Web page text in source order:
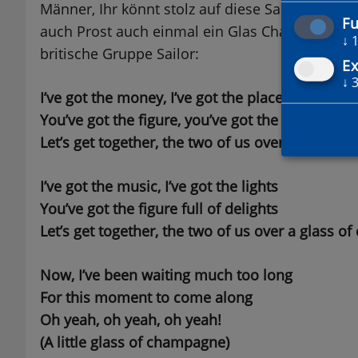
Männer, Ihr könnt stolz auf diese Saison sein.
auch Prost auch einmal ein Glas Champagner
britische Gruppe Sailor:
I’ve got the money, I’ve got the place
You’ve got the figure, you’ve got the face
Let’s get together, the two of us over a glass of
I’ve got the music, I’ve got the lights
You’ve got the figure full of delights
Let’s get together, the two of us over a glass of
Now, I’ve been waiting much too long
For this moment to come along
Oh yeah, oh yeah, oh yeah!
(A little glass of champagne)
↓ 1
↓ 3